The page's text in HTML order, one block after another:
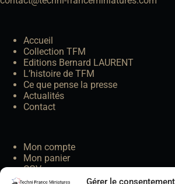
Gérer le consentement
Accueil
Collection TFM
Editions Bernard LAURENT
L’histoire de TFM
Ce que pense la presse
Actualités
Contact
Mon compte
Mon panier
CGV